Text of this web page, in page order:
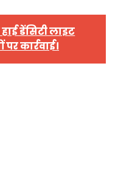
डेंसिटी लाइट
कार्रवाई।